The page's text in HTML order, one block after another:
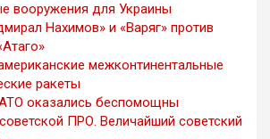
вооружения для Украины
Нахимов» и «Варяг» против
межконтинентальные
ракеты
оказались беспомощны
ПРО. Величайший советский